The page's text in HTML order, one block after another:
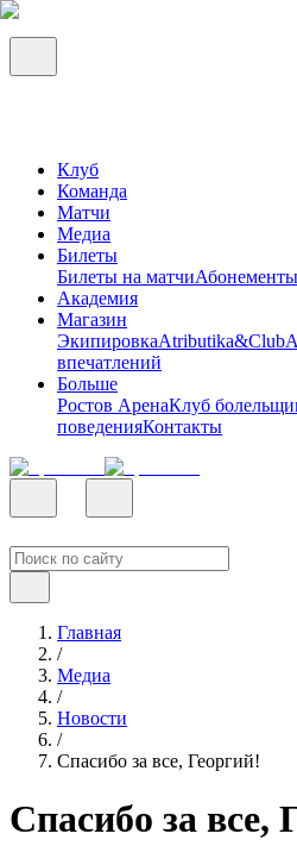
Клуб
Команда
Матчи
Медиа
Билеты
Билеты на матчиАбонементы
Академия
Магазин
ЭкипировкаAtributika&Club
впечатлений
Больше
Ростов АренаКлуб
поведенияКонтакты
Главная
/
Медиа
/
Новости
/
Спасибо за все, Георгий!
Спасибо за все,